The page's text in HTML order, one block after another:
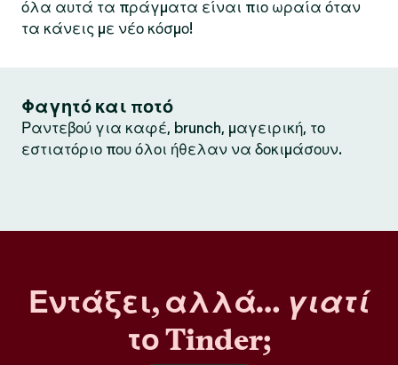
όλα αυτά τα πράγματα είναι πιο ωραία όταν
τα κάνεις με νέο κόσμο!
Φαγητό και ποτό
Ραντεβού για καφέ, brunch, μαγειρική, το
εστιατόριο που όλοι ήθελαν να δοκιμάσουν.
Εντάξει, αλλά… γιατί
το Tinder;